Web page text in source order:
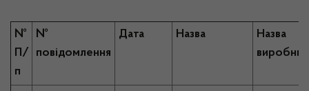
№
П/
п
№
повідомлення
Дата Назва
Назва